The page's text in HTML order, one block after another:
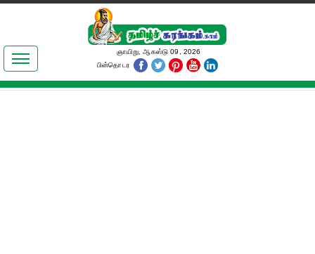
இலக்கியங்கள்
தமிழ் உலகம்
ஞாயிறு, ஆகஸ்டு 09, 2026
பின்தொடர